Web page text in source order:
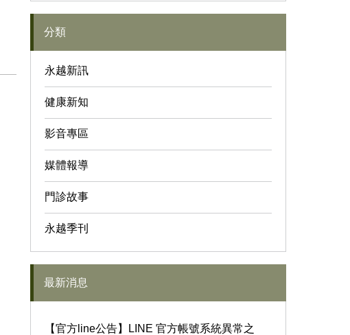
分類
永越新訊
健康新知
影音專區
媒體報導
門診故事
永越季刊
最新消息
【官方line公告】LINE 官方帳號系統異常之